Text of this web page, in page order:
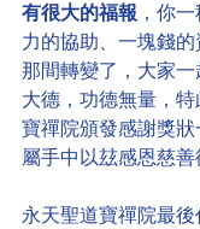
有很大的福報 ，你
力的協助、一塊錢
那間轉變了，大家
大德，功德無量，
寶禪院頒發感謝獎
屬手中以玆感恩慈善
永天聖道寶禪院最